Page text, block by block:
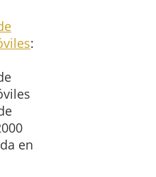
:
en